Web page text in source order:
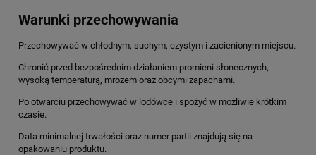
Warunki przechowywania
Przechowywać w chłodnym, suchym, czystym i zacienionym miejscu.
Chronić przed bezpośrednim działaniem promieni słonecznych,
wysoką temperaturą, mrozem oraz obcymi zapachami.
Po otwarciu przechowywać w lodówce i spożyć w możliwie krótkim
czasie.
Data minimalnej trwałości oraz numer partii znajdują się na
opakowaniu produktu.